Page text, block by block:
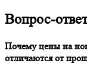
Вопрос-
Почему цены на
отличаются от